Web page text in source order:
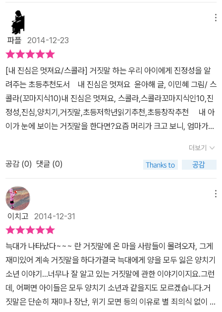
을 이용해늘 자신의 일을 떠넘기기 일쑤이다.딸아이는 그런 똘똘이가
너무 밉다면서매번 진심이는 마음을 다해 자신의 일처럼 봐주는데너
무 똘똘이는 성의가 없다며 화를 낸다.옳지 못한 똘똘이의 행동들이
어린 아이의 눈에도 그대로 전달되어 보이는 것이 맞았다.우리 아이
들이 친구를 사귀는데 있어서중요하게 생각되어지는 건서로에게 전
달되는 진심이 아닐까.마음에서 진정으로 우러나오는 행동이나 말은
상대방에게도 그대로 전달된다.더 어릴 수록 상대를 배려하고 위하는
마음을 배워야 함을이 책에선 말해주고 있다.진정성 있는 어린이가
되는 8가지 방법1. 진정성은 거짓 없이 솔직한 마음에서 시작돼요.2.
망가뜨려요.4. 친구를 이용하지 말고 진심으로 대해요.5. 무슨 일이
든 진심으로 열심히 해야 즐거움을 느낄 수 있어요.6. 나 자신에게, 다
른 사람에게, 그리고 내가 맡은 일에 모두 정성을 다해야 해요.7. 어느
날 갑자기 진정성을 갖출 수는 없어요.8. 나는 내가 만들어 가는 거예
요.- 책 중에서 -똘똘이에겐 그런 좋은 진심이라는 친구가 있어서 참
다행이란 생각이 든다.자신의 행동과 말이 눈덩이처럼 커진 거짓말
속에 갖혀진정성을 잃어버린다면 그보다 불행한 일이 있겠는가.그런
똘똘이의 행동들을 보면서우리 아이들은 똘똘이의 잘못을 깨닫고마
치 내 일처럼 무엇이 옳고 바른지를 판단하는 기준이 되는좋은 본보
기가 되는 책이 아닌가 생각이 든다.아이들의 눈높이에서 이야기를
맞춤으로 풀어나가면서딸아이가 좋아하는 아기자기한 일러스트들이
눈을 즐겁게 하는 책이었다.가치관 형성에 있어서 가장 중요한 시기
짓말로 자신이 얼마나 양을 잘 돌보는지 속입니다. 그리고 동네사람
들과 친구 진심이에게는 늑대를 보지 못했는데도 보았다고 거짓말을
하죠.하지만 친구 진심이의 진심 어린 행동과 말을 통해 똘똘이는 다
시 태어납니다. 진심을 다한다는 건 정말 멋진 일 같아요. 책 끝부분
에 있는 '진정성이 있을 때와 없을 때, 어떻게 차이가 날까요?'너무 재
미있게 읽었어요.아이에게 진정성이란 게 무언지 구체적으로 잘 알려
줄 수 있는 예시들이어서 좋았어요. 어른들에게도 참 좋은 동화책이
라는 생각이 듭니다.
파플 2014-12-23
[내 진심은 멋져요/스콜라] 거짓말 하는 우리 아이에게 진정성을 알
려주는 초등추천도서 내 진심은 멋져요 윤아해 글, 이민혜 그림/ 스
콜라(꼬마지식10)내 진심은 멋져요, 스콜라,스콜라꼬마지식인10,진
정성,진심,양치기,거짓말,초등저학년읽기추천,초등창작추천 내 아
이가 눈에 보이는 거짓말을 한다면?요즘 머리가 크고 보니, 엄마가
라,거짓말은 나쁜 것이다.거짓말은 자신을 속이는 것이다.라고 훈육
도 해보고, 되뇌이곤 하지만 가끔 아이가 하는 말에 속아 넘어가도 보
고,윽박도 질러보지만 요즘 거짓말이 일삼습니다.어찌 하면 좋을까
고민하던 찰나에,딱 우리 아이에게 거짓말은 이런 것이다라는 본보기
를 알려주는 책 한권을 만났어요. 우리가 알고 있는 양치기 소년 이야
기 알고 계시지요?양치기 소년 이야기를 패러디한 진정성이 무엇인
지를 알려주는 동화네요.양치기 소년이 빈둥빈둥 거리면서 놀다가,자
신이 꾀를 내어 사람들에게 거짓말을 하는 것을 동화를 통해서 접해
보셨죠?내 진심에 나오는 양치기 소년 똘똘이도어슬렁어슬렁 양치기
일을 대충 하면서 양들도 다 아는 사실이랍니다. 이처럼 눈에 보이
는 거짓말을 일삼는 똘똘이 양치기 소년.자신이 빈둥거리다 양을 잃
어버려 늦어져 어둑하다 집에 들어갔는데걱정하는 부모님께는 자신
더보기
공감 (0) 댓글 (0)
이치고 2014-12-31
늑대가 나타났다~~~ 란 거짓말에 온 마을 사람들이 몰려오자, 그게
재미있어 계속 거짓말을 하다가결국 늑대에게 양을 모두 잃은 양치기
소년 이야기.​..너무나 잘 알고 있는 거짓말에 관한 이야기이지요.그런
데, 어쩌면 아이들은 모두 양치기 소년과 같을지도 모르겠습니다.거
짓말은 단순히 재미나 장난, 위기 모면 등의 이유로 별 죄의식 없이 하